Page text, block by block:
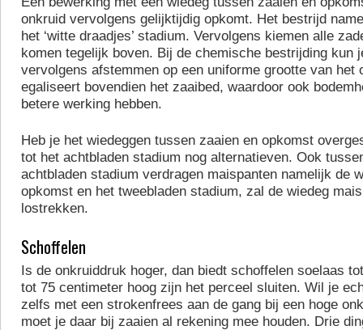
onkruid vervolgens gelijktijdig opkomt. Het bestrijd
het ‘witte draadjes’ stadium. Vervolgens kiemen alle
komen tegelijk boven. Bij de chemische bestrijding kun
vervolgens afstemmen op een uniforme grootte van het
egaliseert bovendien het zaaibed, waardoor ook
betere werking hebben.
Heb je het wiedeggen tussen zaaien en opkomst
tot het achtbladen stadium nog alternatieven. Ook
achtbladen stadium verdragen maispanten namelijk de
opkomst en het tweebladen stadium, zal de wiedeg
lostrekken.
Schoffelen
Is de onkruiddruk hoger, dan biedt schoffelen soelaas
tot 75 centimeter hoog zijn het perceel sluiten. Wil je
zelfs met een strokenfrees aan de gang bij een hoge
moet je daar bij zaaien al rekening mee houden. Drie